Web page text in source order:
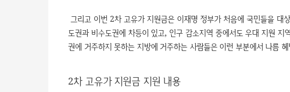
그리고 이번 2차 고유가 지원금은 이재명 정부가 처음에 국민들을 대
도권과 비수도권에 차등이 있고, 인구 감소지역 중에서도 우대 지원 지
권에 거주하지 못하는 지방에 거주하는 사람들은 이런 부분에서 나름
2차 고유가 지원금 지원 내용